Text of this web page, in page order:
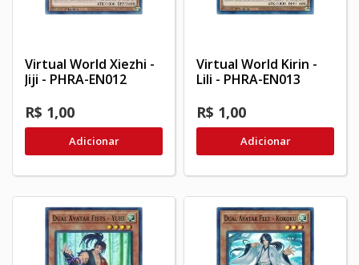
Virtual World Xiezhi -
Jiji - PHRA-EN012
R$ 1,00
Adicionar
Virtual World Kirin -
Lili - PHRA-EN013
R$ 1,00
Adicionar